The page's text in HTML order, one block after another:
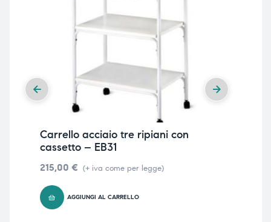
Carrello acciaio tre ripiani con
cassetto – EB31
215,00 € (+ iva come per legge)
AGGIUNGI AL CARRELLO